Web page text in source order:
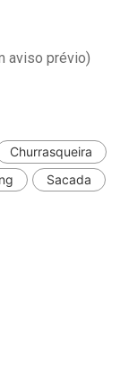
aviso prévio)
Churrasqueira
Sacada